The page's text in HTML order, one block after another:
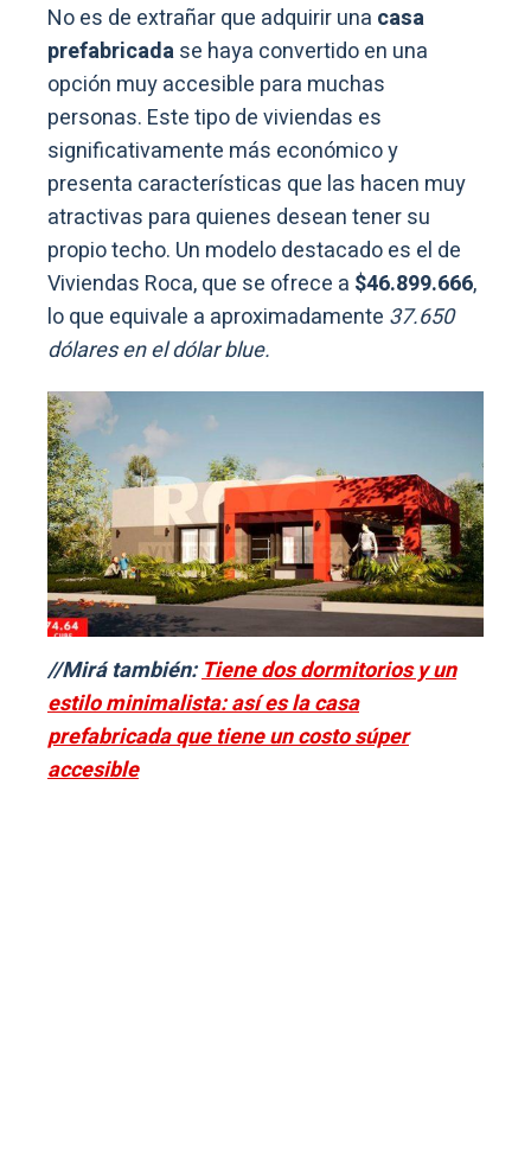
No es de extrañar que adquirir una casa
prefabricadase haya convertido en una
opción muy accesible para muchas
personas. Este tipo de viviendas es
significativamente más económico y
presenta características que las hacen muy
atractivas para quienes desean tener su
propio techo. Un modelo destacado es el de
Viviendas Roca, que se ofrece a $46.899.666,
lo que equivale a aproximadamente 37.650
dólares en el dólar blue.
//Mirá también:Tiene dos dormitorios y un
estilo minimalista: así es la casa
prefabricada que tiene un costo súper
accesible